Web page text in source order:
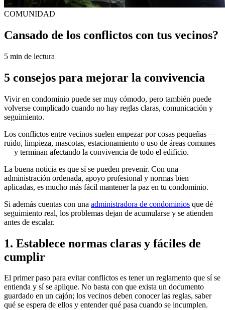
COMUNIDAD
Cansado de los conflictos con tus vecinos?
5 min de lectura
5 consejos para mejorar la convivencia
Vivir en condominio puede ser muy cómodo, pero también puede
volverse complicado cuando no hay reglas claras, comunicación y
seguimiento.
Los conflictos entre vecinos suelen empezar por cosas pequeñas —
ruido, limpieza, mascotas, estacionamiento o uso de áreas comunes
— y terminan afectando la convivencia de todo el edificio.
La buena noticia es que sí se pueden prevenir. Con una
administración ordenada, apoyo profesional y normas bien
aplicadas, es mucho más fácil mantener la paz en tu condominio.
Si además cuentas con una administradora de condominios que dé
seguimiento real, los problemas dejan de acumularse y se atienden
antes de escalar.
1. Establece normas claras y fáciles de
cumplir
El primer paso para evitar conflictos es tener un reglamento que sí se
entienda y sí se aplique. No basta con que exista un documento
guardado en un cajón; los vecinos deben conocer las reglas, saber
qué se espera de ellos y entender qué pasa cuando se incumplen.